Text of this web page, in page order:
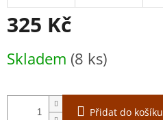
325 Kč
cena:
Skladem (8 ks)
Přidat do košíku